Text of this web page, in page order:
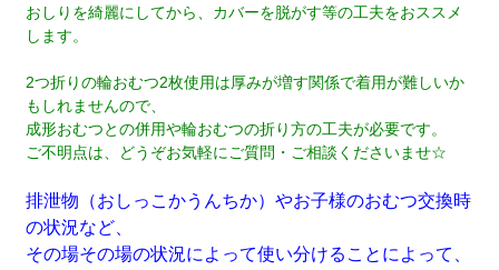
おしりを綺麗にしてから、カバーを脱がす等の工夫をおススメ
します。
2つ折りの輪おむつ2枚使用は厚みが増す関係で着用が難しいか
もしれませんので、
成形おむつとの併用や輪おむつの折り方の工夫が必要です。
ご不明点は、どうぞお気軽にご質問・ご相談くださいませ☆
排泄物（おしっこかうんちか）やお子様のおむつ交換時
の状況など、
その場その場の状況によって使い分けることによって、